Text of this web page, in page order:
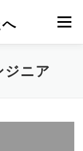
メニュー
ジニア